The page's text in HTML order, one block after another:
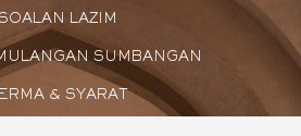
LAZIM
SUMBANGAN
& SYARAT